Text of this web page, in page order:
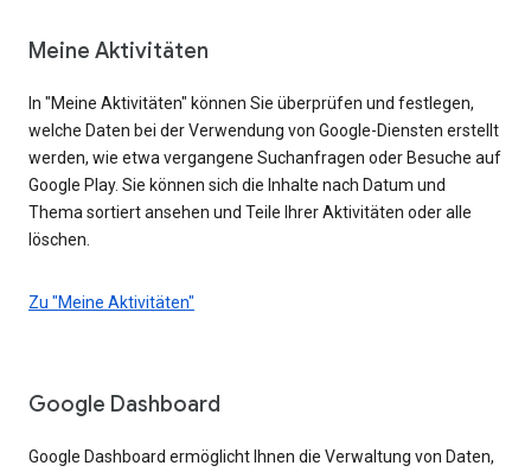
Meine Aktivitäten
In "Meine Aktivitäten" können Sie überprüfen und festlegen,
welche Daten bei der Verwendung von Google-Diensten erstellt
werden, wie etwa vergangene Suchanfragen oder Besuche auf
Google Play. Sie können sich die Inhalte nach Datum und
Thema sortiert ansehen und Teile Ihrer Aktivitäten oder alle
löschen.
Zu "Meine Aktivitäten"
Google Dashboard
Google Dashboard ermöglicht Ihnen die Verwaltung von Daten,